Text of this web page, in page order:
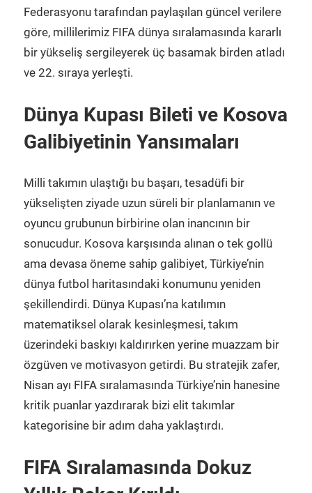
Federasyonu tarafından paylaşılan güncel verilere
göre, millilerimiz FIFA dünya sıralamasında kararlı
bir yükseliş sergileyerek üç basamak birden atladı
ve 22. sıraya yerleşti.
Dünya Kupası Bileti ve Kosova
Galibiyetinin Yansımaları
Milli takımın ulaştığı bu başarı, tesadüfi bir
yükselişten ziyade uzun süreli bir planlamanın ve
oyuncu grubunun birbirine olan inancının bir
sonucudur. Kosova karşısında alınan o tek gollü
ama devasa öneme sahip galibiyet, Türkiye’nin
dünya futbol haritasındaki konumunu yeniden
şekillendirdi. Dünya Kupası’na katılımın
matematiksel olarak kesinleşmesi, takım
üzerindeki baskıyı kaldırırken yerine muazzam bir
özgüven ve motivasyon getirdi. Bu stratejik zafer,
Nisan ayı FIFA sıralamasında Türkiye’nin hanesine
kritik puanlar yazdırarak bizi elit takımlar
kategorisine bir adım daha yaklaştırdı.
FIFA Sıralamasında Dokuz